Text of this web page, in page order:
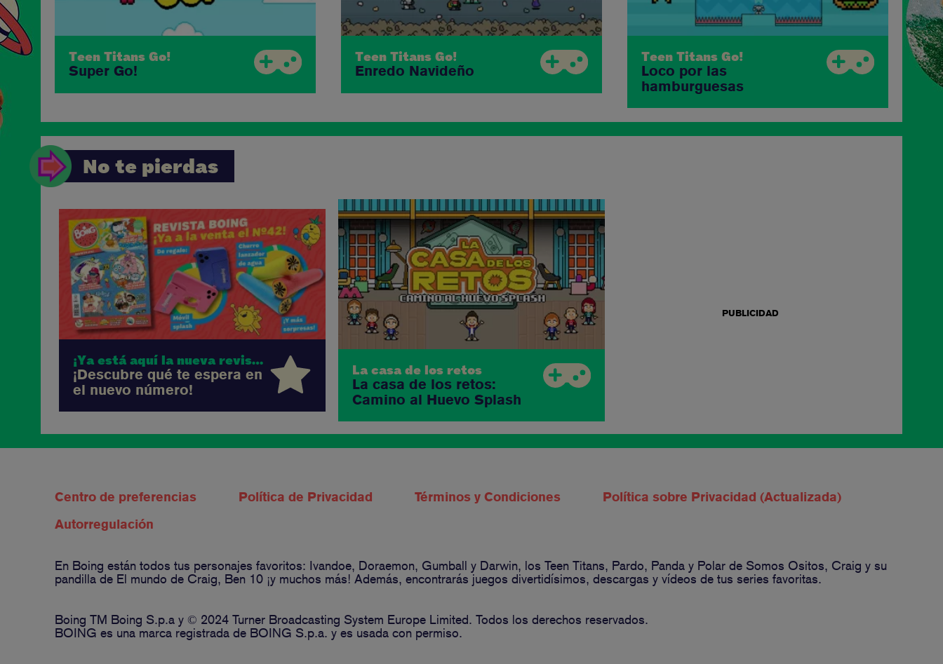
Teen Titans Go!
Super Go!
Teen Titans Go!
Enredo Navideño
Teen Titans Go!
Loco por las
hamburguesas
No te pierdas
¡Ya está aquí la nueva revista Boing!
¡Descubre qué te espera en
el nuevo número!
La casa de los retos
La casa de los retos:
Camino al Huevo Splash
PUBLICIDAD
Centro de preferencias Política de Privacidad Términos y Condiciones
Política sobre Privacidad (Actualizada)
Autorregulación
En Boing están todos tus personajes favoritos: Ivandoe, Doraemon, Gumball y Darwin, los Teen Titans, Pardo, Panda y Polar de Somos Ositos, Craig y su
pandilla de El mundo de Craig, Ben 10 ¡y muchos más! Además, encontrarás juegos divertidísimos, descargas y vídeos de tus series favoritas.
Boing TM Boing S.p.a y © 2024 Turner Broadcasting System Europe Limited. Todos los derechos reservados.
BOING es una marca registrada de BOING S.p.a. y es usada con permiso.